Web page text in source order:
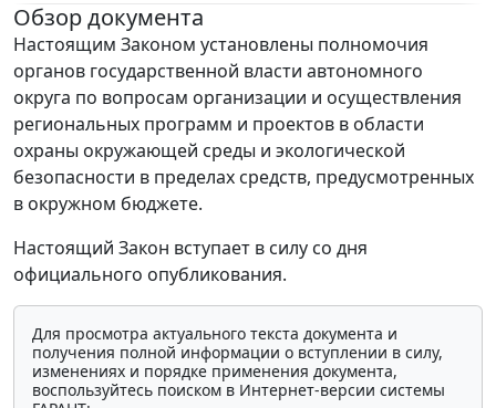
Обзор документа
Настоящим Законом установлены полномочия
органов государственной власти автономного
округа по вопросам организации и осуществления
региональных программ и проектов в области
охраны окружающей среды и экологической
безопасности в пределах средств, предусмотренных
в окружном бюджете.
Настоящий Закон вступает в силу со дня
официального опубликования.
Для просмотра актуального текста документа и
получения полной информации о вступлении в силу,
изменениях и порядке применения документа,
воспользуйтесь поиском в Интернет-версии системы